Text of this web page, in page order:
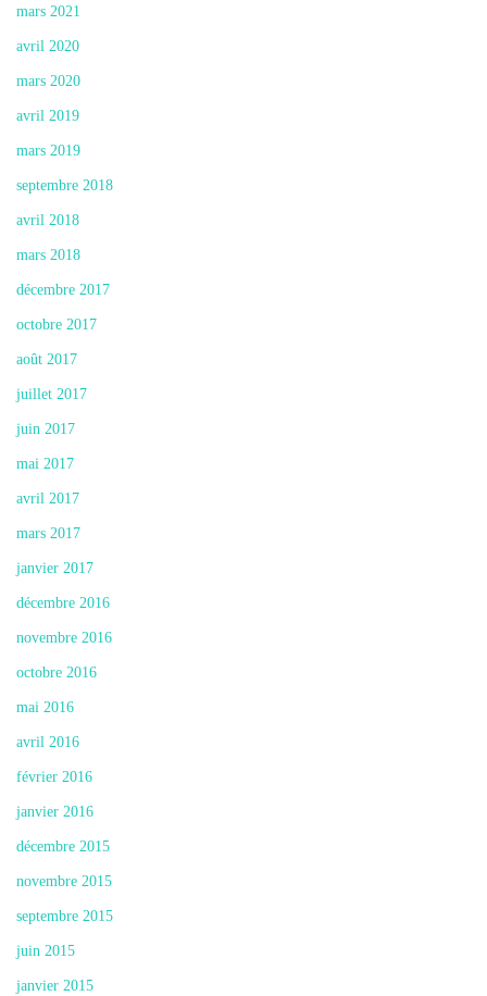
mars 2021
avril 2020
mars 2020
avril 2019
mars 2019
septembre 2018
avril 2018
mars 2018
décembre 2017
octobre 2017
août 2017
juillet 2017
juin 2017
mai 2017
avril 2017
mars 2017
janvier 2017
décembre 2016
novembre 2016
octobre 2016
mai 2016
avril 2016
février 2016
janvier 2016
décembre 2015
novembre 2015
septembre 2015
juin 2015
janvier 2015